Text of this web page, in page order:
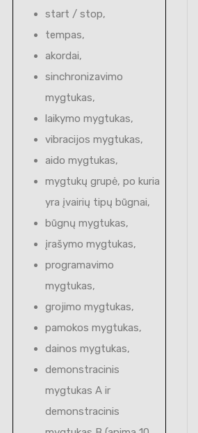
start / stop,
tempas,
akordai,
sinchronizavimo
mygtukas,
laikymo mygtukas,
vibracijos mygtukas,
aido mygtukas,
mygtukų grupė, po kuria
yra įvairių tipų būgnai,
būgnų mygtukas,
įrašymo mygtukas,
programavimo
mygtukas,
grojimo mygtukas,
pamokos mygtukas,
dainos mygtukas,
demonstracinis
mygtukas A ir
demonstracinis